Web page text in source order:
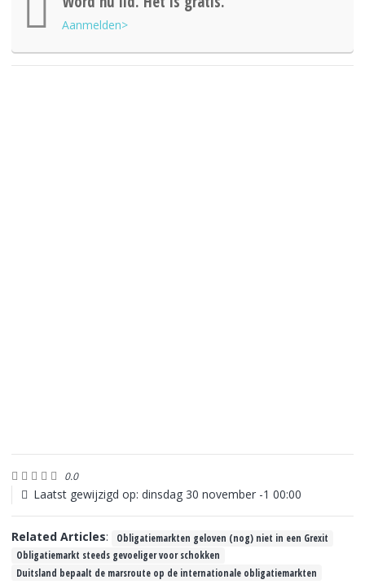
Aanmelden>
0.0
Laatst gewijzigd op: dinsdag 30 november -1 00:00
Related Articles:
Obligatiemarkten geloven (nog) niet in een Grexit
Obligatiemarkt steeds gevoeliger voor schokken
Duitsland bepaalt de marsroute op de internationale obligatiemarkten